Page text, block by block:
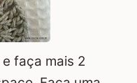
faça mais 2